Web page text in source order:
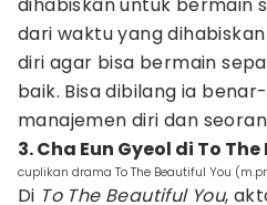
dari waktu yang
diri agar bisa bermain
baik. Bisa dibilang ia
manajemen diri dan
3. Cha Eun Gyeol di To
cuplikan drama To The Beautiful You
Di To The Beautiful You,